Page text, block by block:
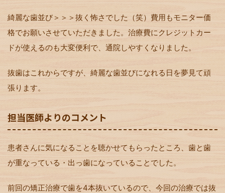
綺麗な歯並び＞＞＞抜く怖さでした（笑）費用もモニター価
格でお願いさせていただきました。治療費にクレジットカー
ドが使えるのも大変便利で、通院しやすくなりました。
抜歯はこれからですが、綺麗な歯並びになれる日を夢見て頑
張ります。
担当医師よりのコメント
患者さんに気になることを聴かせてもらったところ、歯と歯
が重なっている・出っ歯になっていることでした。
前回の矯正治療で歯を4本抜いているので、今回の治療では抜